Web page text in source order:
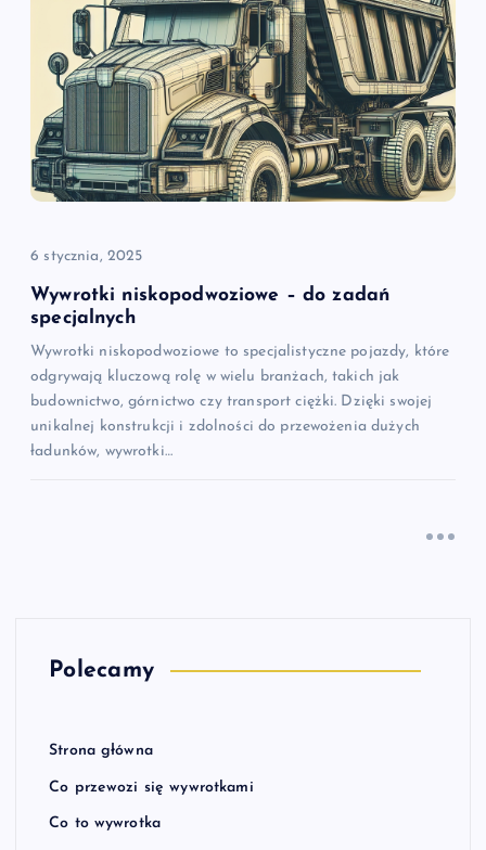
6 stycznia, 2025
Wywrotki niskopodwoziowe – do zadań
specjalnych
Wywrotki niskopodwoziowe to specjalistyczne pojazdy, które
odgrywają kluczową rolę w wielu branżach, takich jak
budownictwo, górnictwo czy transport ciężki. Dzięki swojej
unikalnej konstrukcji i zdolności do przewożenia dużych
ładunków, wywrotki…
Polecamy
Strona główna
Co przewozi się wywrotkami
Co to wywrotka